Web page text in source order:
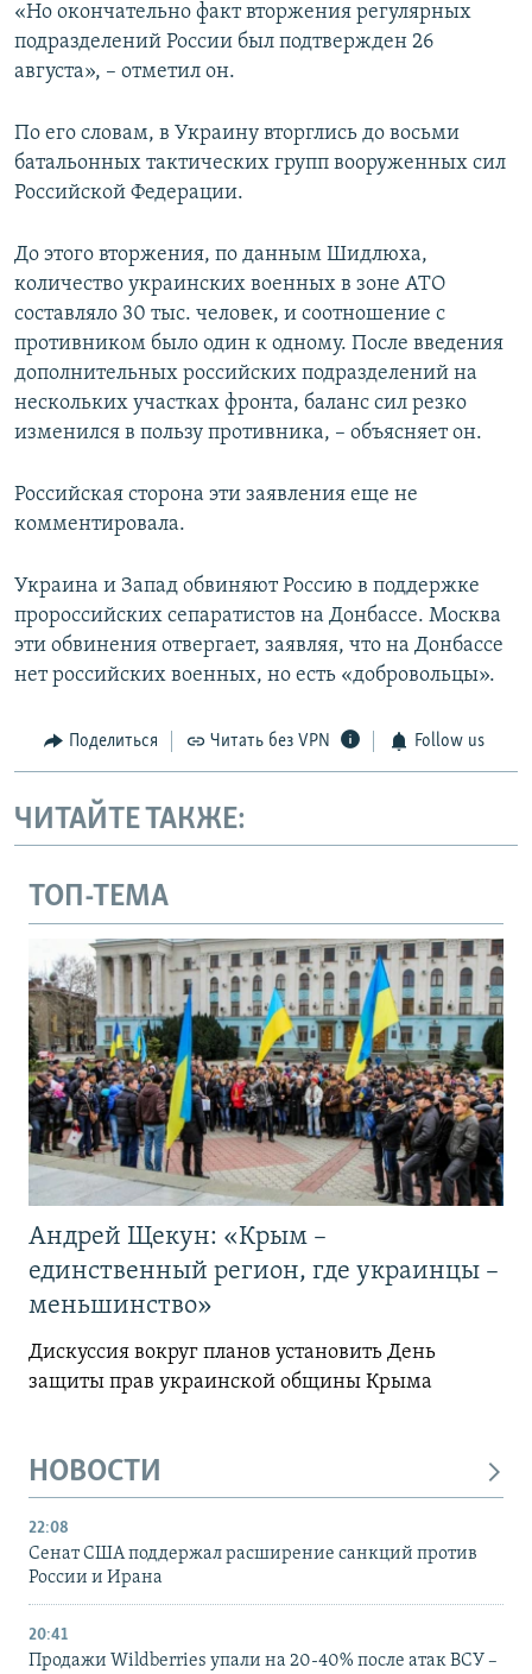
«Но окончательно факт вторжения регулярных
подразделений России был подтвержден 26
августа», – отметил он.
По его словам, в Украину вторглись до восьми
батальонных тактических групп вооруженных сил
Российской Федерации.
До этого вторжения, по данным Шидлюха,
количество украинских военных в зоне АТО
составляло 30 тыс. человек, и соотношение с
противником было один к одному. После введения
дополнительных российских подразделений на
нескольких участках фронта, баланс сил резко
изменился в пользу противника, – объясняет он.
Российская сторона эти заявления еще не
комментировала.
Украина и Запад обвиняют Россию в поддержке
пророссийских сепаратистов на Донбассе. Москва
эти обвинения отвергает, заявляя, что на Донбассе
нет российских военных, но есть «добровольцы».
Поделиться Читать без VPN Follow us
ЧИТАЙТЕ ТАКЖЕ:
ТОП-ТЕМА
Андрей Щекун: «Крым –
единственный регион, где украинцы –
меньшинство»
Дискуссия вокруг планов установить День
защиты прав украинской общины Крыма
НОВОСТИ
22:08
Сенат США поддержал расширение санкций против
России и Ирана
20:41
Продажи Wildberries упали на 20-40% после атак ВСУ –